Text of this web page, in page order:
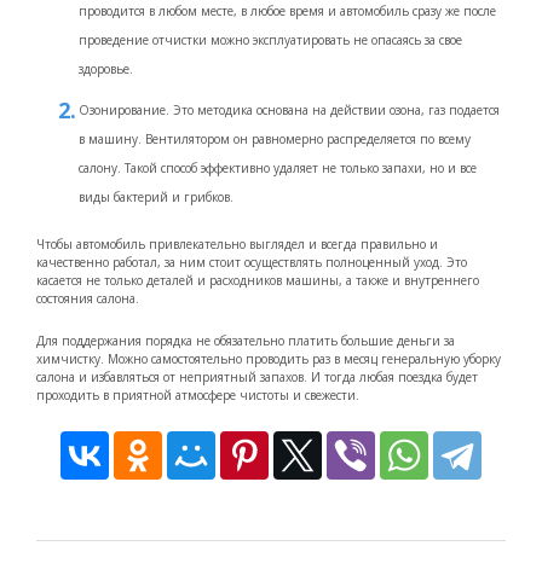
проводится в любом месте, в любое время и автомобиль сразу же после
проведение отчистки можно эксплуатировать не опасаясь за свое
здоровье.
Озонирование. Это методика основана на действии озона, газ подается
в машину. Вентилятором он равномерно распределяется по всему
салону. Такой способ эффективно удаляет не только запахи, но и все
виды бактерий и грибков.
Чтобы автомобиль привлекательно выглядел и всегда правильно и
качественно работал, за ним стоит осуществлять полноценный уход. Это
касается не только деталей и расходников машины, а также и внутреннего
состояния салона.
Для поддержания порядка не обязательно платить большие деньги за
химчистку. Можно самостоятельно проводить раз в месяц генеральную уборку
салона и избавляться от неприятный запахов. И тогда любая поездка будет
проходить в приятной атмосфере чистоты и свежести.